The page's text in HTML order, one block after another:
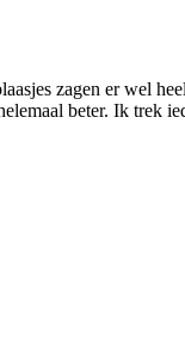
zagen er wel
beter. Ik trek